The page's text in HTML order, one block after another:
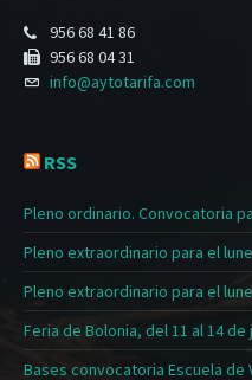
956 68 41 86
956 68 04 31
info@aytotarifa.com
RSS
Pleno ordinario. Convocatoria
Pleno extraordinario para el
Pleno extraordinario para el
Feria de Bolonia, del 11 al 14 de
Bases convocatoria Escuela de